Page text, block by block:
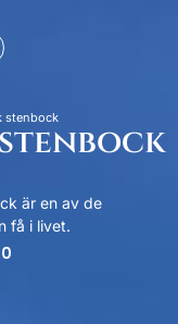
stenbock
är en av de
få i livet.